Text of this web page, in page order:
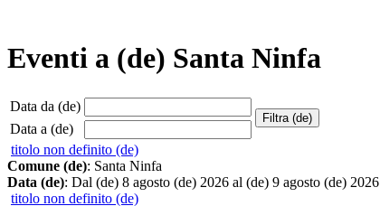
Eventi a (de) Santa Ninfa
Data da (de)
Data a (de)
titolo non definito (de)
Comune (de): Santa Ninfa
Data (de): Dal (de) 8 agosto (de) 2026 al (de) 9 agosto (de) 2026
titolo non definito (de)